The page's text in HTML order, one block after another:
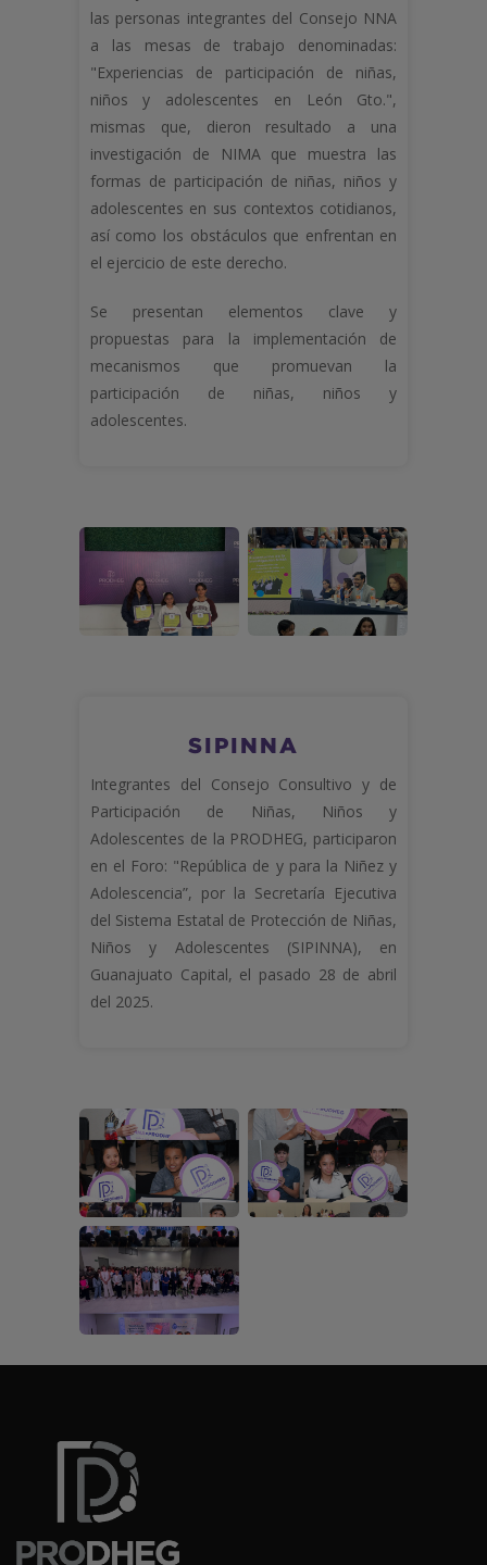
las personas integrantes del Consejo NNA
a las mesas de trabajo denominadas:
"Experiencias de participación de niñas,
niños y adolescentes en León Gto.",
mismas que, dieron resultado a una
investigación de NIMA que muestra las
formas de participación de niñas, niños y
adolescentes en sus contextos cotidianos,
así como los obstáculos que enfrentan en
el ejercicio de este derecho.
Se presentan elementos clave y
propuestas para la implementación de
mecanismos que promuevan la
participación de niñas, niños y
adolescentes.
SIPINNA
Integrantes del Consejo Consultivo y de
Participación de Niñas, Niños y
Adolescentes de la PRODHEG, participaron
en el Foro: "República de y para la Niñez y
Adolescencia”, por la Secretaría Ejecutiva
del Sistema Estatal de Protección de Niñas,
Niños y Adolescentes (SIPINNA), en
Guanajuato Capital, el pasado 28 de abril
del 2025.